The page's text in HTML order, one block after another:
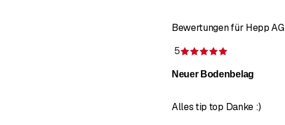
Bewertungen für Hepp AG
5
Neuer Bodenbelag
Alles tip top Danke :)